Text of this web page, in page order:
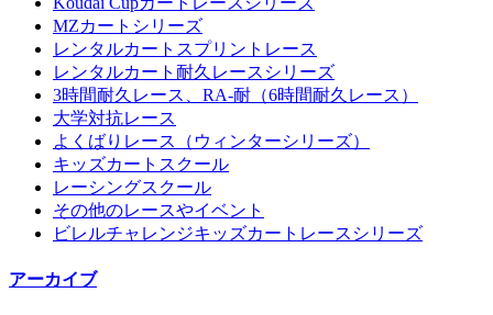
MZカートシリーズ
レンタルカートスプリントレース
レンタルカート耐久レースシリーズ
3時間耐久レース、RA-耐（6時間耐久レース）
大学対抗レース
よくばりレース（ウィンターシリーズ）
キッズカートスクール
レーシングスクール
その他のレースやイベント
ビレルチャレンジキッズカートレースシリーズ
アーカイブ